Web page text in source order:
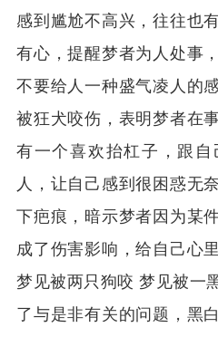
感到尴尬不高兴，往往也
有心，提醒梦者为人处事
不要给人一种盛气凌人的
被狂犬咬伤，表明梦者在
有一个喜欢抬杠子，跟
人，让自己感到很困惑无
下疤痕，暗示梦者因为某
成了伤害影响，给自己心
梦见被两只狗咬 梦见被一
了与是非有关的问题，黑